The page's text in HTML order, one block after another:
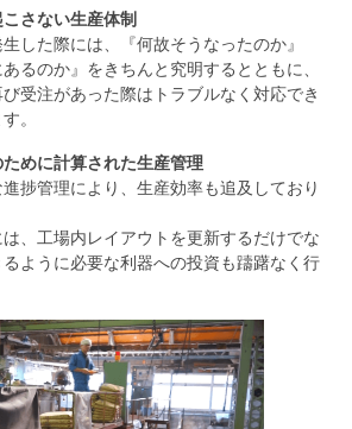
さない生産体制
した際には、『何故そうなったのか』
るのか』をきちんと究明するとともに、
受注があった際はトラブルなく対応でき
。
めに計算された生産管理
捗管理により、生産効率も追及しており
、工場内レイアウトを更新するだけでな
ように必要な利器への投資も躊躇なく行